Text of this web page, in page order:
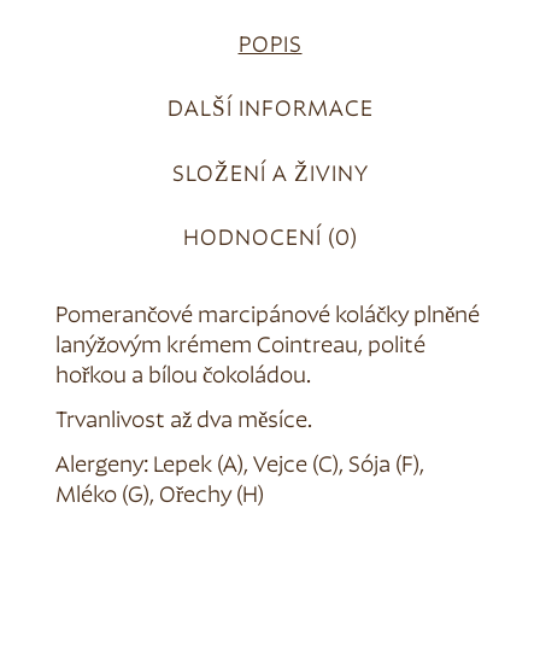
POPIS
DALŠÍ INFORMACE
SLOŽENÍ A ŽIVINY
HODNOCENÍ (0)
Pomerančové marcipánové koláčky plněné
lanýžovým krémem Cointreau, polité
hořkou a bílou čokoládou.
Trvanlivost až dva měsíce.
Alergeny: Lepek (A), Vejce (C), Sója (F),
Mléko (G), Ořechy (H)